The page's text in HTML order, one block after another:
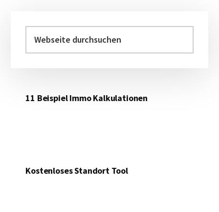
Sidebar
durchsuchen
11 Beispiel Immo Kalkulationen
Kostenloses Standort Tool